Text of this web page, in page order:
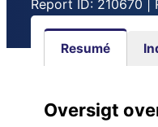
Report ID: 210670 |
Resumé
Oversigt